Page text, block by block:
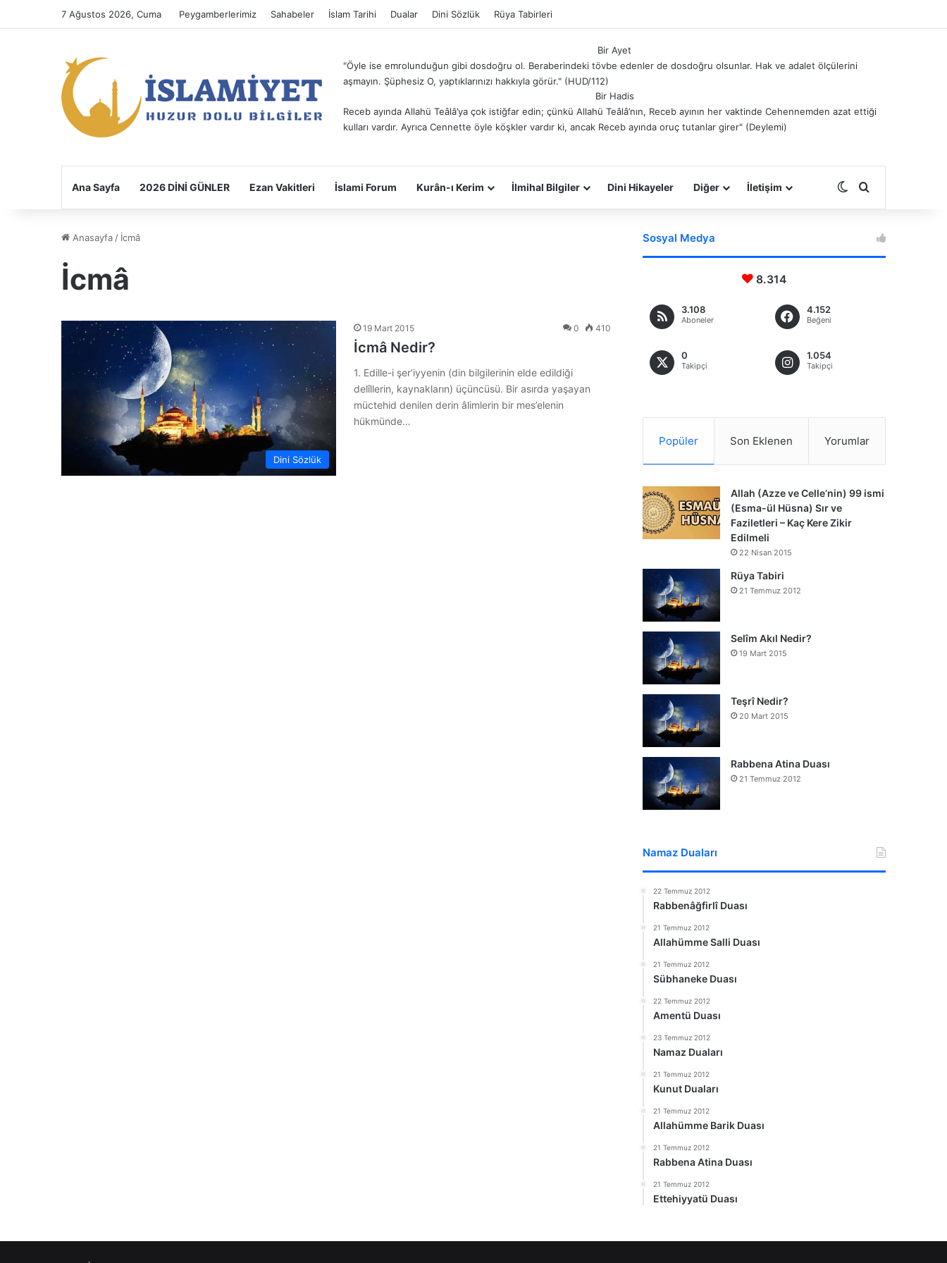
7 Ağustos 2026, Cuma Peygamberlerimiz Sahabeler İslam Tarihi Dualar Dini Sözlük Rüya Tabirleri
Bir Ayet
"Öyle ise emrolunduğun gibi dosdoğru ol. Beraberindeki tövbe edenler de dosdoğru olsunlar. Hak ve adalet ölçülerini
aşmayın. Şüphesiz O, yaptıklarınızı hakkıyla görür." (HUD/112)
Bir Hadis
Receb ayında Allahü Teâlâ’ya çok istiğfar edin; çünkü Allahü Teâlâ’nın, Receb ayının her vaktinde Cehennemden azat ettiği
kulları vardır. Ayrıca Cennette öyle köşkler vardır ki, ancak Receb ayında oruç tutanlar girer" (Deylemi)
Ana Sayfa 2026 DİNİ GÜNLER Ezan Vakitleri İslami Forum Kurân-ı Kerim İlmihal Bilgiler Dini Hikayeler Diğer İletişim Dış görünümü
Anasayfa / İcmâ
İcmâ
Dini Sözlük
19 Mart 2015 0 410
İcmâ Nedir?
1. Edille-i şer’iyyenin (din bilgilerinin elde edildiği
delîllerin, kaynakların) üçüncüsü. Bir asırda yaşayan
müctehid denilen derin âlimlerin bir mes’elenin
hükmünde…
Sosyal Medya
8.314
3.108
Aboneler
4.152
Beğeni
0
Takipçi
1.054
Takipçi
Popüler Son Eklenen Yorumlar
Allah (Azze ve Celle’nin) 99 ismi
(Esma-ül Hüsna) Sır ve
Faziletleri – Kaç Kere Zikir
Edilmeli
22 Nisan 2015
Rüya Tabiri
21 Temmuz 2012
Selîm Akıl Nedir?
19 Mart 2015
Teşrî Nedir?
20 Mart 2015
Rabbena Atina Duası
21 Temmuz 2012
Namaz Duaları
22 Temmuz 2012
Rabbenâğfirlî Duası
21 Temmuz 2012
Allahümme Salli Duası
21 Temmuz 2012
Sübhaneke Duası
22 Temmuz 2012
Amentü Duası
23 Temmuz 2012
Namaz Duaları
21 Temmuz 2012
Kunut Duaları
21 Temmuz 2012
Allahümme Barik Duası
21 Temmuz 2012
Rabbena Atina Duası
21 Temmuz 2012
Ettehiyyatü Duası